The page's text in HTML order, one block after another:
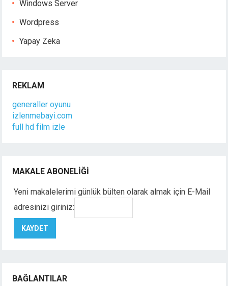
Windows Server
Wordpress
Yapay Zeka
REKLAM
generaller oyunu
izlenmebayi.com
full hd film izle
MAKALE ABONELIĞI
Yeni makalelerimi günlük bülten olarak almak için E-Mail
adresinizi giriniz:
BAĞLANTILAR